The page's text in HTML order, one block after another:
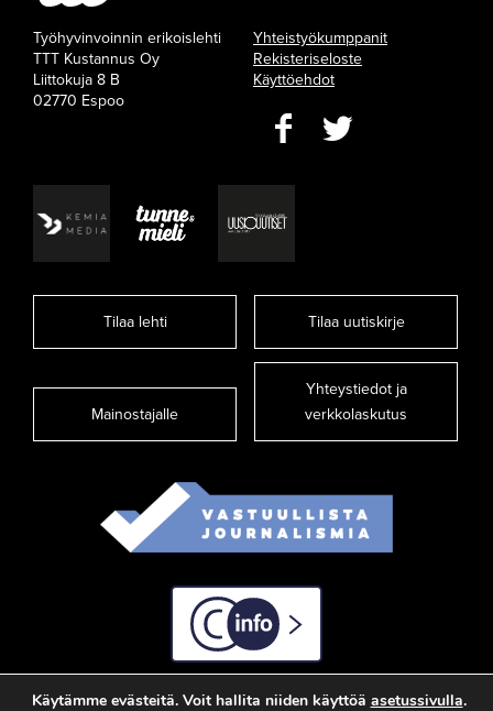
Työhyvinvoinnin erikoislehti
TTT Kustannus Oy
Liittokuja 8 B
02770 Espoo
Yhteistyökumppanit
Rekisteriseloste
Käyttöehdot
Tilaa lehti Tilaa uutiskirje
Mainostajalle
Yhteystiedot ja
verkkolaskutus
C-info
Käytämme evästeitä. Voit hallita niiden käyttöä asetussivulla.